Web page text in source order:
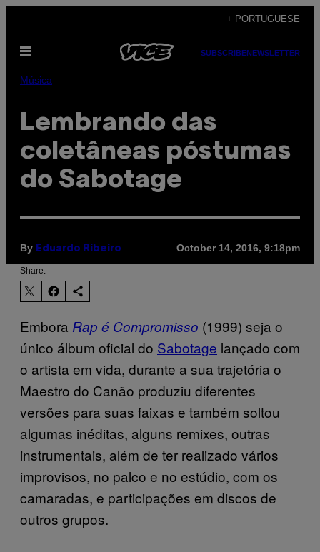
content
+ PORTUGUESE
Open
SUBSCRIBENEWSLETTER
Música
Lembrando das
coletâneas póstumas
do Sabotage
By Eduardo Ribeiro October 14, 2016, 9:18pm
Share:
Embora Rap é Compromisso (1999) seja o
único álbum oficial do Sabotage ​ lançado com
o artista em vida, durante a sua trajetória o
Maestro do Canão produziu diferentes
versões para suas faixas e também soltou
algumas inéditas, alguns remixes, outras
instrumentais, além de ter realizado vários
improvisos, no palco e no estúdio, com os
camaradas, e participações em discos de
outros grupos.